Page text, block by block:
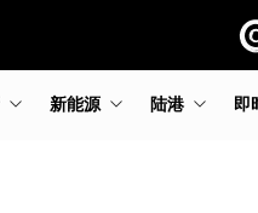
新能源 陆港 即